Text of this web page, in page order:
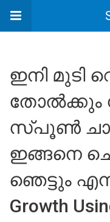
ഇനി മുടി
തോൽക്കും
സ്പൂൺ
ഇങ്ങനെ
ഞെട്ടും
Growth